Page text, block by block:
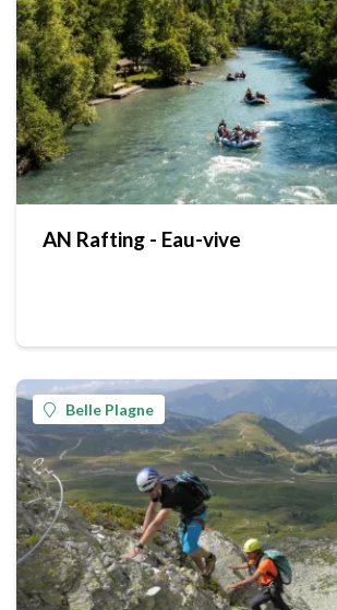
AN Rafting - Eau-vive
Belle Plagne